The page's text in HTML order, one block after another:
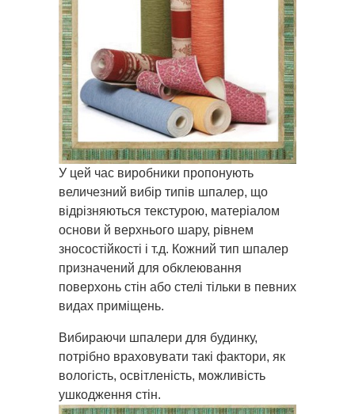
У цей час виробники пропонують
величезний вибір типів шпалер, що
відрізняються текстурою, матеріалом
основи й верхнього шару, рівнем
зносостійкості і т.д. Кожний тип шпалер
призначений для обклеювання
поверхонь стін або стелі тільки в певних
видах приміщень.
Вибираючи шпалери для будинку,
потрібно враховувати такі фактори, як
вологість, освітленість, можливість
ушкодження стін.